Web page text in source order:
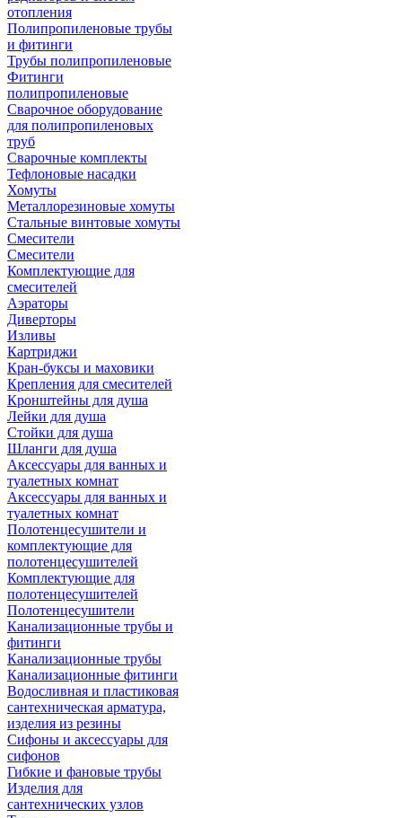
отопления
Полипропиленовые трубы
и фитинги
Трубы полипропиленовые
Фитинги
полипропиленовые
Сварочное оборудование
для полипропиленовых
труб
Сварочные комплекты
Тефлоновые насадки
Хомуты
Металлорезиновые хомуты
Стальные винтовые хомуты
Смесители
Смесители
Комплектующие для
смесителей
Аэраторы
Диверторы
Изливы
Картриджи
Кран-буксы и маховики
Крепления для смесителей
Кронштейны для душа
Лейки для душа
Стойки для душа
Шланги для душа
Аксессуары для ванных и
туалетных комнат
Аксессуары для ванных и
туалетных комнат
Полотенцесушители и
комплектующие для
полотенцесушителей
Комплектующие для
полотенцесушителей
Полотенцесушители
Канализационные трубы и
фитинги
Канализационные трубы
Канализационные фитинги
Водосливная и пластиковая
сантехническая арматура,
изделия из резины
Сифоны и аксессуары для
сифонов
Гибкие и фановые трубы
Изделия для
сантехнических узлов